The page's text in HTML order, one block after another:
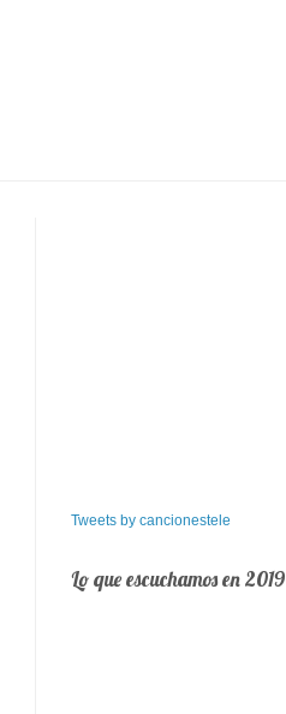
Tweets by cancionestele
Lo que escuchamos en 2019